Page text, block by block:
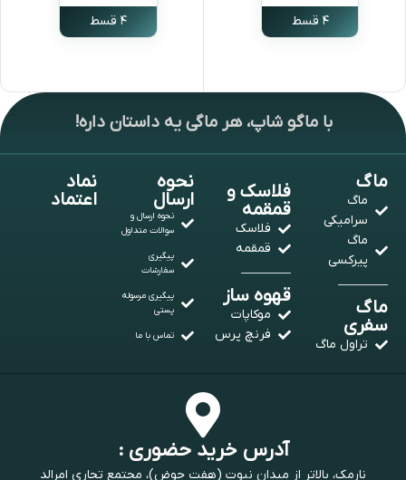
۴ قسط
۴ قسط
با ماگو شاپ، هر ماگی یه داستان داره!
ماگ
ماگ
سرامیکی
ماگ
پیرکسی
ماگ
سفری
تراول ماگ
فلاسک و
قمقمه
فلاسک
قمقمه
قهوه ساز
موکاپات
فرنچ پرس
نحوه
ارسال
نحوه ارسال و
سوالات متداول
پیگیری
سفارشات
پیگیری مرسوله
پستی
تماس با ما
نماد
اعتماد
آدرس خرید حضوری :
نارمک، بالاتر از میدان نبوت (هفت حوض)، مجتمع تجاری امرالد